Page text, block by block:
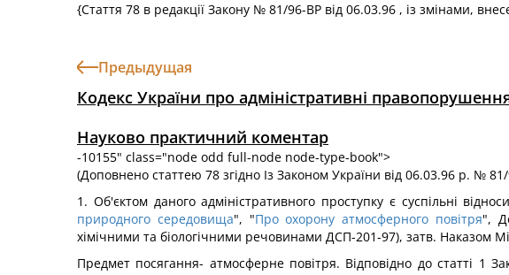
{Стаття 78 в редакції Закону № 81/96-ВР від 06.03.96 , із змінами,
Предыдущая
Кодекс України про адміністративні
Науково практичний коментар
-10155" class="node odd full-node node-type-book">
(Доповнено статтею 78 згідно Із Законом України від 06.03.96 р. №
1. Об'єктом даного адміністративного проступку є суспільні
природного середовища", "Про охорону атмосферного повітря",
хімічними та біологічними речовинами ДСП-201-97), затв. Наказом
Предмет посягання- атмосферне повітря. Відповідно до статті 1